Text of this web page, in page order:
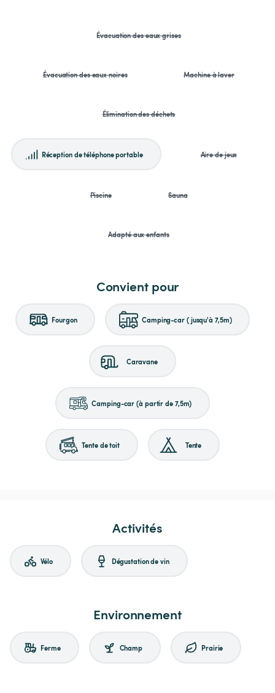
Évacuation des eaux grises
Évacuation des eaux noires Machine à laver
Élimination des déchets
Réception de téléphone portable Aire de jeux
Piscine Sauna
Adapté aux enfants
Convient pour
Fourgon Camping-car (jusqu'à 7,5m)
Caravane
Camping-car (à partir de 7,5m)
Tente de toit Tente
Activités
Vélo Dégustation de vin
Environnement
Ferme Champ Prairie